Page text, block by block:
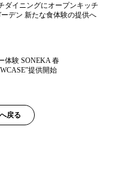
ダイニングにオープンキッチ
デン 新たな食体験の提供へ
体験 SONEKA 春
提供開始
戻る